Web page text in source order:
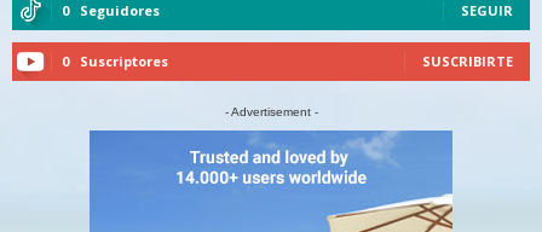
0 Seguidores SEGUIR
0 Suscriptores SUSCRIBIRTE
- Advertisement -